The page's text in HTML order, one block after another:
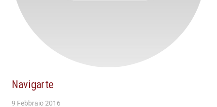
Navigarte
9 Febbraio 2016